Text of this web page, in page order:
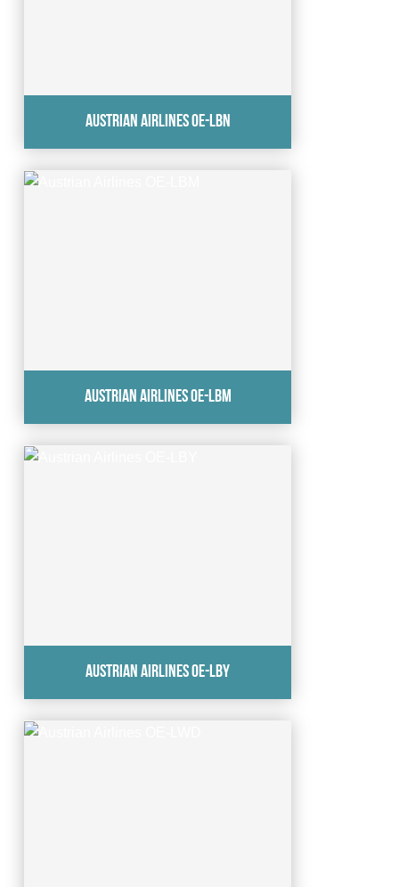
Austrian Airlines OE-LBN
Austrian Airlines OE-LBM
Austrian Airlines OE-LBY